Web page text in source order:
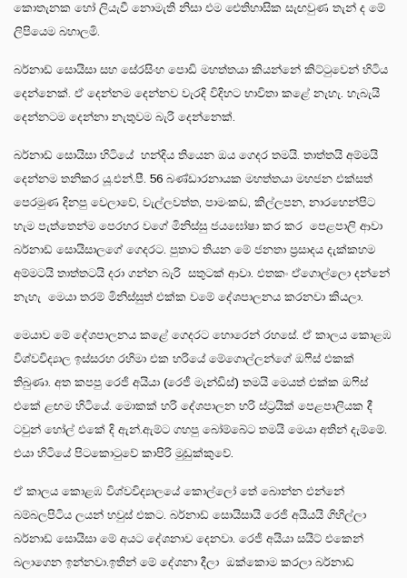
කොතැනක හෝ ලියැවී නොමැති නිසා එම ඓතිහාසික සැඟවුණ තැන් ද මේ
ලිපියෙම බහාලමි.
බර්නාඩ් සොයිසා සහ සේරසිංහ පොඩි මහත්තයා කියන්නේ කිට්ටුවෙන් හිටිය
දෙන්නෙක්. ඒ දෙන්නම දෙන්නව වැරදි විදිහට භාවිතා කළේ නැහැ. හැබැයි
දෙන්නටම දෙන්නා නැතුවම බැරි දෙන්නෙක්.
බර්නාඩ් සොයිසා හිටියේ හන්දිය තියෙන ඔය ගෙදර තමයි. තාත්තයි අම්මයි
දෙන්නම තනිකර යූ.එන්.පී. 56 බණ්ඩාරනායක මහත්තයා මහජන එක්සත්
පෙරමුණ දිනපු වෙලාවේ, වැල්ලවත්ත, පාමංකඩ, කිල්ලපන, නාරහෙන්පිට
හැම පැත්තෙන්ම පෙරහර වගේ මිනිස්සු ජයඝෝෂා කර කර පෙළපාලි ආවා
බර්නාඩ් සොයිසාලගේ ගෙදරට. පුතාට තියන මේ ජනතා ප්‍රසාදය දැක්කහම
අම්මටයි තාත්තටයි දරා ගන්න බැරි සතුටක් ආවා. එතකං ඒගොල්ලො දන්නේ
නැහැ මෙයා තරම් මිනිස්සුත් එක්ක වමේ දේශපාලනය කරනවා කියලා.
මෙයාව මේ දේශපාලනය කළේ ගෙදරට හොරෙන් රහසේ. ඒ කාලය කොළඹ
විශ්වවිද්‍යාල ඉස්සරහ රහිමා එක හරියේ මේගොල්ලන්ගේ ඔෆිස් එකක්
තිබුණා. අත කපපු රෙජි අයියා (රෙජී මැන්ඩිස්) තමයි මෙයත් එක්ක ඔෆිස්
එකේ ළඟම හිටියේ. මොකක් හරි දේශපාලන හරි ස්ට්‍රයික් පෙළපාලියක දී
ටවුන් හෝල් එකේ දි ඇන්.ඇම්ට ගහපු බෝම්බේට තමයි මෙයා අතින් දැම්මේ.
එයා හිටියේ පිටකොටුවේ කාපිරි මුඩුක්කුවේ.
ඒ කාලය කොළඹ විශ්වවිද්‍යාලයේ කොල්ලෝ තේ බොන්න එන්නේ
බම්බලපිටිය ලයන් හවුස් එකට. බර්නාඩ් සොයිසායි රෙජි අයියයි ගිහිල්ලා
බර්නාඩ් සොයිසා මේ අයට දේශනාව දෙනවා. රෙජි අයියා සයිට් එකෙන්
බලාගෙන ඉන්නවා.ඉතින් මේ දේශනා දීලා ඔක්කොම කරලා බර්නාඩ්